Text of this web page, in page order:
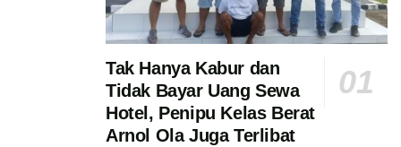
Tak Hanya Kabur dan
Tidak Bayar Uang Sewa
Hotel, Penipu Kelas Berat
Arnol Ola Juga Terlibat